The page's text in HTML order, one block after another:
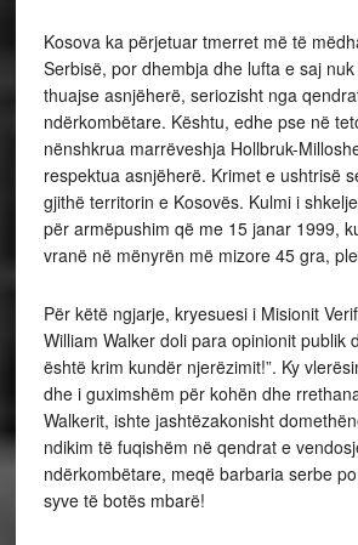
Kosova ka përjetuar tmerret më të
Serbisë, por dhembja dhe lufta e saj
thuajse asnjëherë, seriozisht nga
ndërkombëtare. Kështu, edhe pse në
nënshkrua marrëveshja Hollbruk-
respektua asnjëherë. Krimet e ushtrisë
gjithë territorin e Kosovës. Kulmi i
për armëpushim që me 15 janar 1999,
vranë në mënyrën më mizore 45 gra,
Për këtë ngjarje, kryesuesi i Misionit
William Walker doli para opinionit publik
është krim kundër njerëzimit!”. Ky
dhe i guximshëm për kohën dhe
Walkerit, ishte jashtëzakonisht
ndikim të fuqishëm në qendrat e
ndërkombëtare, meqë barbaria serbe
syve të botës mbarë!